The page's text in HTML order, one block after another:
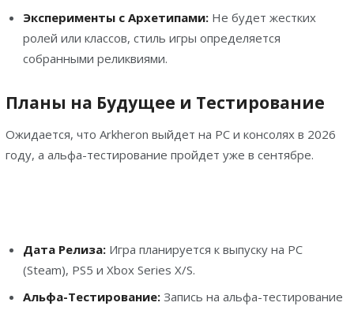
Эксперименты с Архетипами:Не будет жестких
ролей или классов, стиль игры определяется
собранными реликвиями.
Планы на Будущее и Тестирование
Ожидается, что Arkheron выйдет на PC и консолях в 2026
году, а альфа-тестирование пройдет уже в сентябре.
Дата Релиза:Игра планируется к выпуску на PC
(Steam), PS5 и Xbox Series X/S.
Альфа-Тестирование:Запись на альфа-тестирование